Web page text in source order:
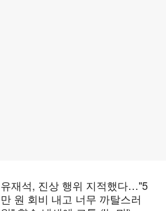
유재석, 진상 행위 지적했다…"5
만 원 회비 내고 너무 까탈스러